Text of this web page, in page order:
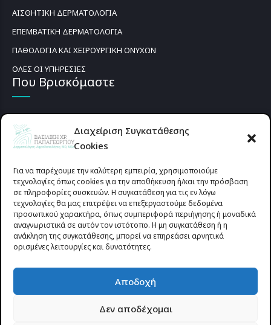
Διαχείριση Συγκατάθεσης
Cookies
Για να παρέχουμε την καλύτερη εμπειρία, χρησιμοποιούμε
τεχνολογίες όπως cookies για την αποθήκευση ή/και την πρόσβαση
σε πληροφορίες συσκευών. Η συγκατάθεση για τις εν λόγω
τεχνολογίες θα μας επιτρέψει να επεξεργαστούμε δεδομένα
προσωπικού χαρακτήρα, όπως συμπεριφορά περιήγησης ή μοναδικά
αναγνωριστικά σε αυτόν τον ιστότοπο. Η μη συγκατάθεση ή η
ανάκληση της συγκατάθεσης, μπορεί να επηρεάσει αρνητικά
ορισμένες λειτουργίες και δυνατότητες.
Αποδοχή
Δεν αποδέχομαι
ΑΙΣΘΗΤΙΚΗ ΔΕΡΜΑΤΟΛΟΓΙΑ
ΕΠΕΜΒΑΤΙΚΗ ΔΕΡΜΑΤΟΛΟΓΙΑ
ΠΑΘΟΛΟΓΙΑ ΚΑΙ ΧΕΙΡΟΥΡΓΙΚΗ ΟΝΥΧΩΝ
ΟΛΕΣ ΟΙ ΥΠΗΡΕΣΙΕΣ
Που Βρισκόμαστε
Προυσιωτίσσης 27 & Δ.Σταϊκου , Αγρίνιο 30133 (έναντι γηπέδου